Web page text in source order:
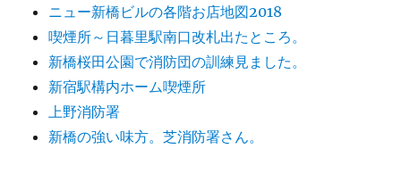
ニュー新橋ビルの各階お店地図2018
喫煙所～日暮里駅南口改札出たところ。
新橋桜田公園で消防団の訓練見ました。
新宿駅構内ホーム喫煙所
上野消防署
新橋の強い味方。芝消防署さん。